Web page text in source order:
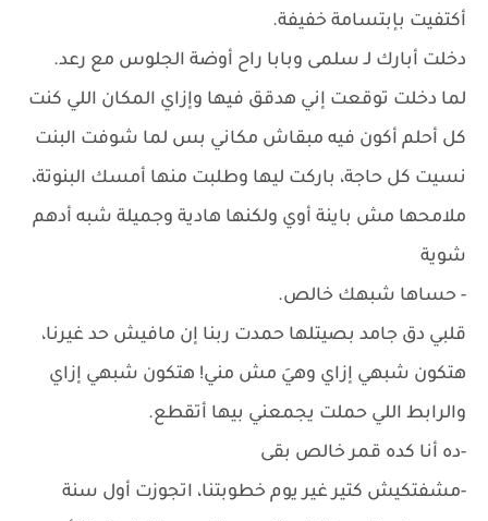
أكتفيت بإبتسامة خفيفة.
دخلت أبارك لـ سلمى وبابا راح أوضة الجلوس مع رعد.
لما دخلت توقعت إني هدقق فيها وإزاي المكان اللي كنت
كل أحلم أكون فيه مبقاش مكاني بس لما شوفت البنت
نسيت كل حاجة، باركت ليها وطلبت منها أمسك البنوتة،
ملامحها مش باينة أوي ولكنها هادية وجميلة شبه أدهم
شوية
- حساها شبهك خالص.
قلبي دق جامد بصيتلها حمدت ربنا إن مافيش حد غيرنا،
هتكون شبهي إزاي وهيَ مش مني! هتكون شبهي إزاي
والرابط اللي حملت يجمعني بيها أتقطع.
-ده أنا كده قمر خالص بقى
-مشفتكيش كتير غير يوم خطوبتنا، اتجوزت أول سنة